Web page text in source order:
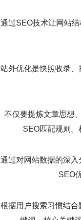
通过SEO技术让网站
站外优化是快照收录
不仅要提炼文章思想
SEO匹配规则
通过对网站数据的深
SEO
根据用户搜索习惯结